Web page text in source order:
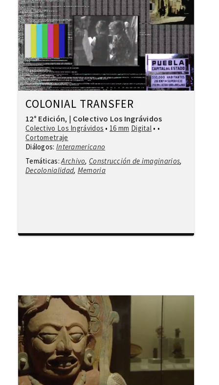
COLONIAL TRANSFER
12° Edición, | Colectivo Los Ingrávidos
Colectivo Los Ingrávidos • 16 mm Digital • •
Cortometraje
Diálogos: Interamericano
Temáticas: Archivo,Construcción de imaginarios,
Decolonialidad, Memoria